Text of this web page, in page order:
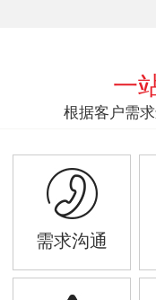
一
根据客户需
需求沟通